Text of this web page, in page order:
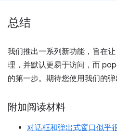
总结
我们推出一系列新功能，旨在
理，并默认更易于访问，而
的第一步。期待您使用我们的弹
附加阅读材料
对话框和弹出式窗口似乎